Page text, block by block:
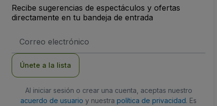
Recibe sugerencias de espectáculos y ofertas
directamente en tu bandeja de entrada
de
Únete a la lista
Al iniciar sesión o crear una cuenta, aceptas nuestro
acuerdo de usuario y nuestra política de privacidad. Es